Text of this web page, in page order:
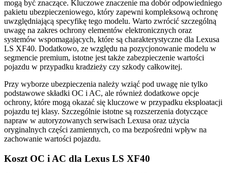
mogą być znaczące. Kluczowe znaczenie ma dobór odpowiedniego
pakietu ubezpieczeniowego, który zapewni kompleksową ochronę
uwzględniającą specyfikę tego modelu. Warto zwrócić szczególną
uwagę na zakres ochrony elementów elektronicznych oraz
systemów wspomagających, które są charakterystyczne dla Lexusa
LS XF40. Dodatkowo, ze względu na pozycjonowanie modelu w
segmencie premium, istotne jest także zabezpieczenie wartości
pojazdu w przypadku kradzieży czy szkody całkowitej.
Przy wyborze ubezpieczenia należy wziąć pod uwagę nie tylko
podstawowe składki OC i AC, ale również dodatkowe opcje
ochrony, które mogą okazać się kluczowe w przypadku eksploatacji
pojazdu tej klasy. Szczególnie istotne są rozszerzenia dotyczące
napraw w autoryzowanych serwisach Lexusa oraz użycia
oryginalnych części zamiennych, co ma bezpośredni wpływ na
zachowanie wartości pojazdu.
Koszt OC i AC dla Lexus LS XF40